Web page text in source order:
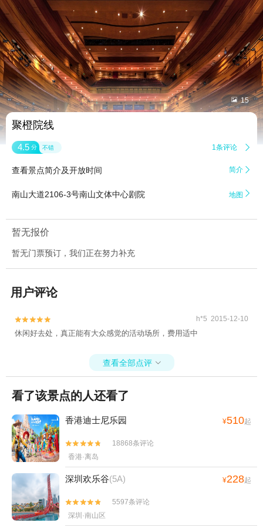
 15
聚橙院线
4.5 分 不错 1条评论 
查看景点简介及开放时间 简介 
南山大道2106-3号南山文体中心剧院 地图 
暂无报价
暂无门票预订，我们正在努力补充
用户评论

 h*5 2015-12-10
休闲好去处，真正能有大众感觉的活动场所，费用适中
查看全部点评 
看了该景点的人还看了
香港迪士尼乐园 ¥510起


18868条评论
香港·离岛
深圳欢乐谷(5A) ¥228起


5597条评论
深圳·南山区
